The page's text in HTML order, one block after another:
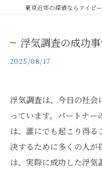
浮気調査の成功
2025/08/17
浮気調査は、今日の社会
っています。パートナー
は、誰にでも起こり得
決するために多くの人が
は、実際に成功した浮